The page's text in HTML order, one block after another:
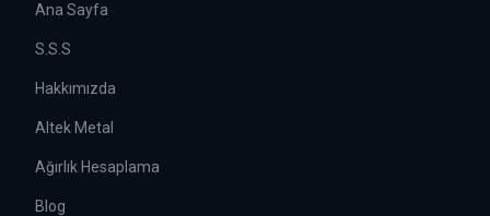
Ana Sayfa
S.S.S
Hakkımızda
Altek Metal
Ağırlık Hesaplama
Blog